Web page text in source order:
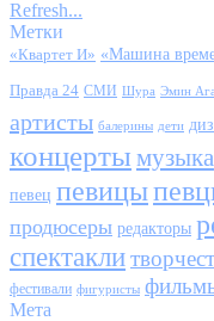
Refresh...
Метки
«Квартет И» «Машина
Правда 24 СМИ Шура Эмин
артисты балерины дети
концерты музыка
певец певицы
продюсеры редакторы
спектакли
фестивали фигуристы
Мета